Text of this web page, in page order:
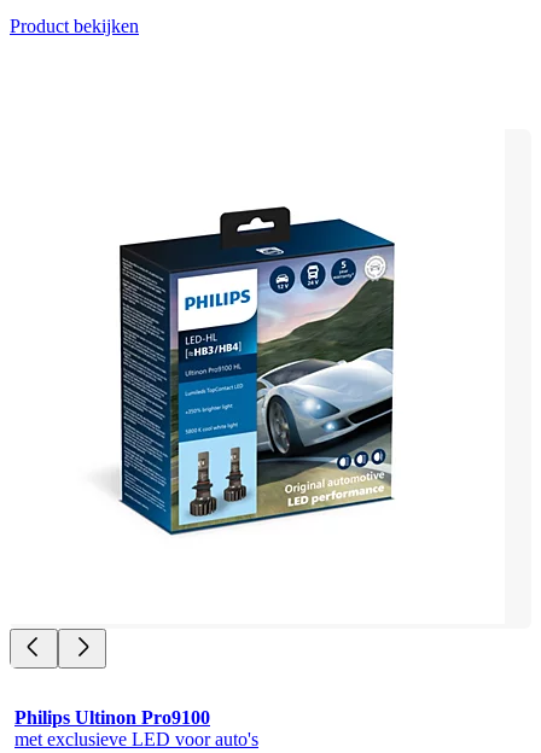
Product bekijken
Philips Ultinon Pro9100
met exclusieve LED voor auto's